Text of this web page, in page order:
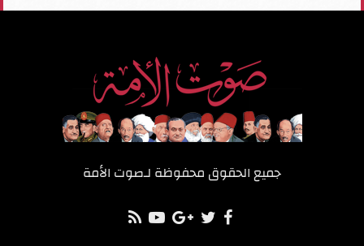
جميع الحقوق محفوظة لـصوت الأمة